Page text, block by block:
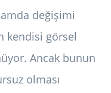
değişimi
kendisi görsel
Ancak bunun
olması